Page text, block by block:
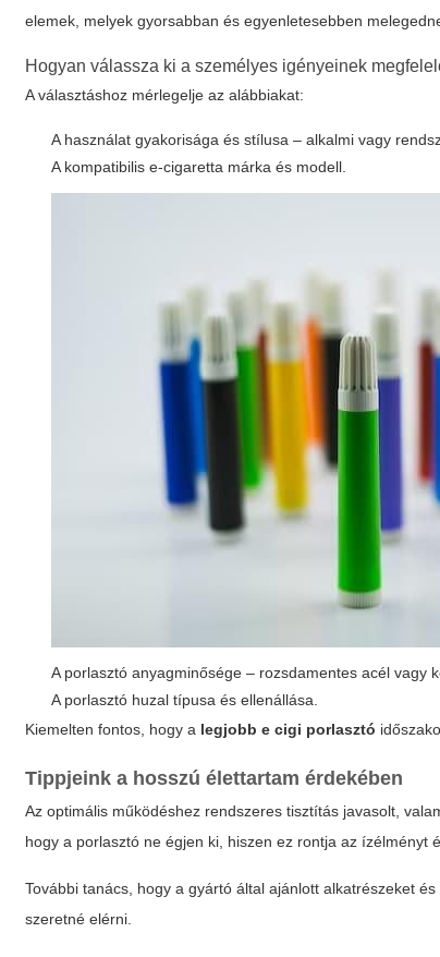
elemek, melyek gyorsabban és egyenletesebben
Hogyan válassza ki a személyes igényeinek
A választáshoz mérlegelje az alábbiakat:
A használat gyakorisága és stílusa – alkalmi vagy
A kompatibilis e-cigaretta márka és modell.
A porlasztó anyagminősége – rozsdamentes acél vagy
A porlasztó huzal típusa és ellenállása.
Kiemelten fontos, hogy a legjobb e cigi porlasztó
Tippjeink a hosszú élettartam érdekében
Az optimális működéshez rendszeres tisztítás javasolt,
hogy a porlasztó ne égjen ki , hiszen ez rontja az ízélményt
További tanács, hogy a gyártó által ajánlott alkatrészeket
szeretné elérni.